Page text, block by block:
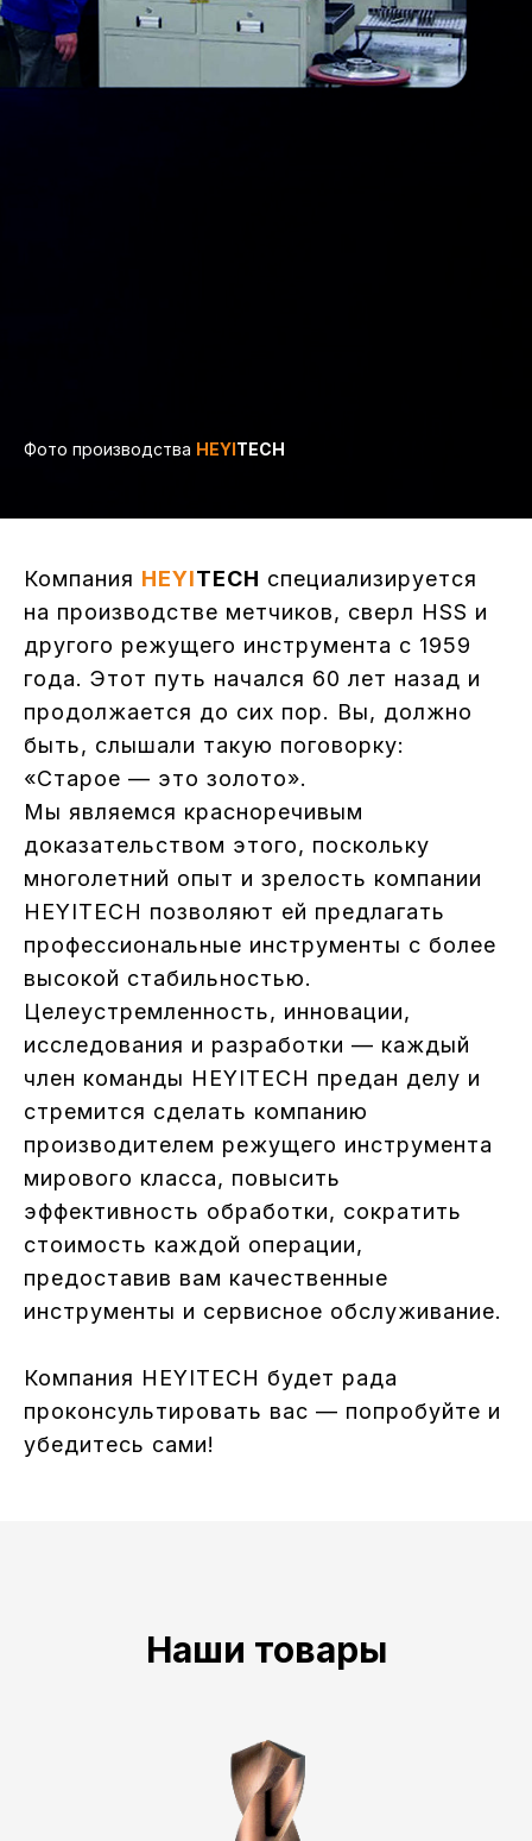
Фото производства HEYITECH
Компания HEYITECH специализируется
на производстве метчиков, сверл HSS и
другого режущего инструмента с 1959
года. Этот путь начался 60 лет назад и
продолжается до сих пор. Вы, должно
быть, слышали такую поговорку:
«Старое — это золото».
Мы являемся красноречивым
доказательством этого, поскольку
многолетний опыт и зрелость компании
HEYITECH позволяют ей предлагать
профессиональные инструменты с более
высокой стабильностью.
Целеустремленность, инновации,
исследования и разработки — каждый
член команды HEYITECH предан делу и
стремится сделать компанию
производителем режущего инструмента
мирового класса, повысить
эффективность обработки, сократить
стоимость каждой операции,
предоставив вам качественные
инструменты и сервисное обслуживание.
Компания HEYITECH будет рада
проконсультировать вас — попробуйте и
убедитесь сами!
Наши товары